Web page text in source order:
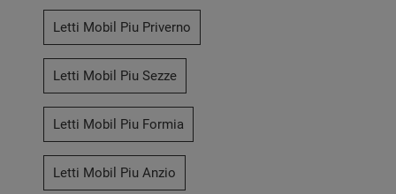
Letti Mobil Piu Priverno
Letti Mobil Piu Sezze
Letti Mobil Piu Formia
Letti Mobil Piu Anzio